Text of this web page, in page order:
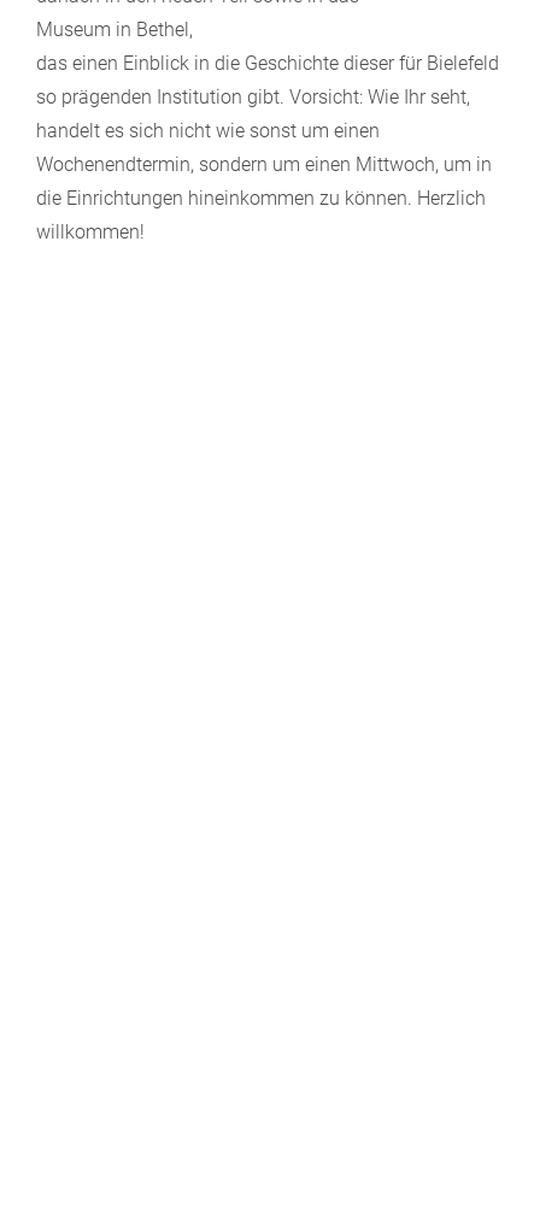
Museum in Bethel,
das einen Einblick in die Geschichte dieser für Bielefeld
so prägenden Institution gibt. Vorsicht: Wie Ihr seht,
handelt es sich nicht wie sonst um einen
Wochenendtermin, sondern um einen Mittwoch, um in
die Einrichtungen hineinkommen zu können. Herzlich
willkommen!